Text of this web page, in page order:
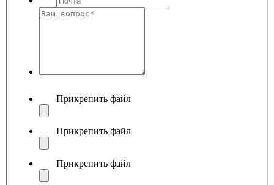
Прикрепить файл
Прикрепить файл
Прикрепить файл